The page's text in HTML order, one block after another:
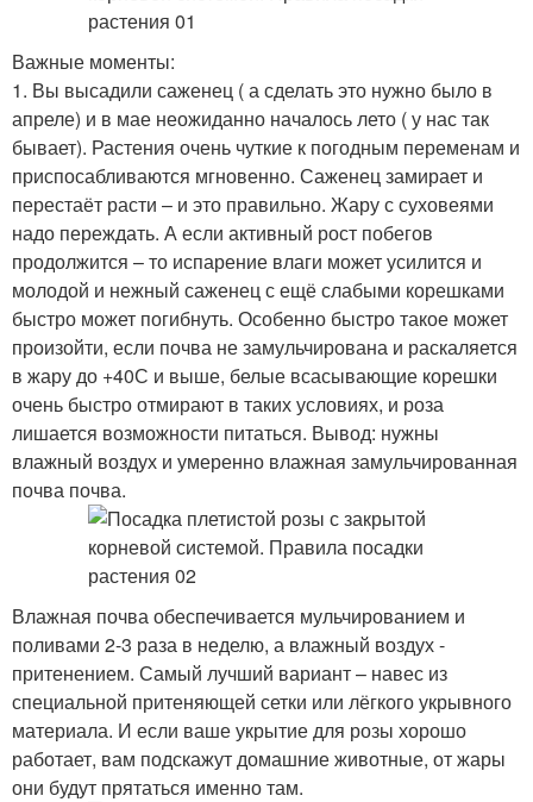
Важные моменты:
1. Вы высадили саженец ( а сделать это нужно было в
апреле) и в мае неожиданно началось лето ( у нас так
бывает). Растения очень чуткие к погодным переменам и
приспосабливаются мгновенно. Саженец замирает и
перестаёт расти – и это правильно. Жару с суховеями
надо переждать. А если активный рост побегов
продолжится – то испарение влаги может усилится и
молодой и нежный саженец с ещё слабыми корешками
быстро может погибнуть. Особенно быстро такое может
произойти, если почва не замульчирована и раскаляется
в жару до +40С и выше, белые всасывающие корешки
очень быстро отмирают в таких условиях, и роза
лишается возможности питаться. Вывод: нужны
влажный воздух и умеренно влажная замульчированная
почва почва.
Влажная почва обеспечивается мульчированием и
поливами 2-3 раза в неделю, а влажный воздух -
притенением. Самый лучший вариант – навес из
специальной притеняющей сетки или лёгкого укрывного
материала. И если ваше укрытие для розы хорошо
работает, вам подскажут домашние животные, от жары
они будут прятаться именно там.